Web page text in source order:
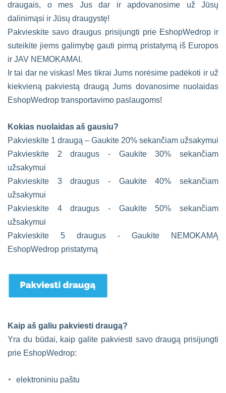
draugais, o mes Jus dar ir apdovanosime už Jūsų
dalinimąsi ir Jūsų draugystę!
Pakvieskite savo draugus prisijungti prie EshopWedrop ir
suteikite jiems galimybę gauti pirmą pristatymą iš Europos
ir JAV NEMOKAMAI.
Ir tai dar ne viskas! Mes tikrai Jums norėsime padėkoti ir už
kiekvieną pakviestą draugą Jums dovanosime nuolaidas
EshopWedrop transportavimo paslaugoms!
Kokias nuolaidas aš gausiu?
Pakvieskite 1 draugą – Gaukite 20% sekančiam užsakymui
Pakvieskite 2 draugus - Gaukite 30% sekančiam
užsakymui
Pakvieskite 3 draugus - Gaukite 40% sekančiam
užsakymui
Pakvieskite 4 draugus - Gaukite 50% sekančiam
užsakymui
Pakvieskite 5 draugus - Gaukite NEMOKAMĄ
EshopWedrop pristatymą
Kaip aš galiu pakviesti draugą?
Yra du būdai, kaip galite pakviesti savo draugą prisijungti
prie EshopWedrop:
elektroniniu paštu